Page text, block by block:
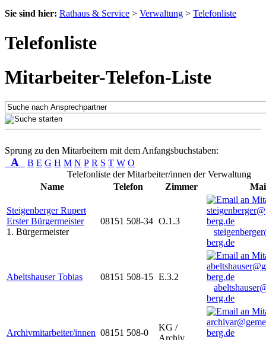
Sie sind hier: Rathaus & Service > Verwaltung > Telefonliste
Telefonliste
Mitarbeiter-Telefon-Liste
Sprung zu den Mitarbeitern mit dem Anfangsbuchstaben:
A B E G H M N P R S T W O
Telefonliste der Mitarbeiter/innen der Verwaltung
Name
Telefon Zimmer
Steigenberger Rupert
Erster Bürgermeister
1. Bürgermeister
08151 508-34 O.1.3
berg.de
Abeltshauser Tobias 08151 508-15 E.3.2
berg.de
Archivmitarbeiter/innen 08151 508-0
KG /